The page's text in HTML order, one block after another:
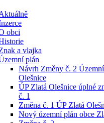
obci
a vlajka
plán
Návrh Změny č. 2
Olešnice
ÚP Zlatá Olešnice úplné
č. 1
Změna č. 1 ÚP Zlatá
Nový územní plán obce